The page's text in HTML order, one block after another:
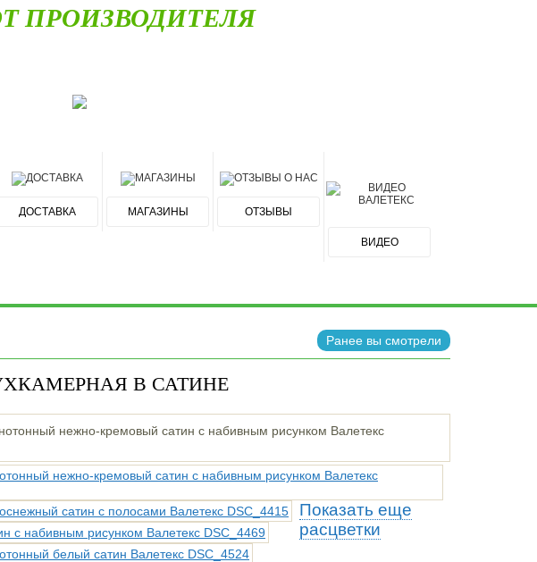
ПРОИЗВОДИТЕЛЯ
ДОСТАВКА МАГАЗИНЫ ОТЗЫВЫ
ВИДЕО
Ранее вы смотрели
В САТИНЕ
Показать еще
расцветки